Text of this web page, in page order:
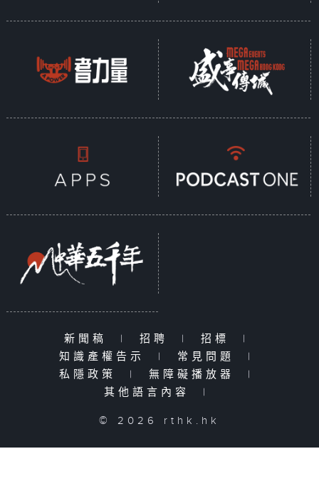
新聞稿 | 招聘 | 招標
|
知識產權告示
| 常見問題
|
私隱政策
| 無障礙播放器
|
其他語言內容
|
© 2026 rthk.hk